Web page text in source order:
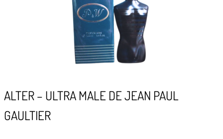
ALTER – ULTRA MALE DE JEAN PAUL
GAULTIER
GIFTPOINTS
!Gana GiftPoints por diferentes acciones y
convierte esos GiftPoints en increíbles
recompensas!
Formas de ganar